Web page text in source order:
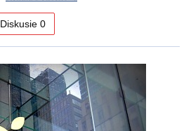
Diskusie 0